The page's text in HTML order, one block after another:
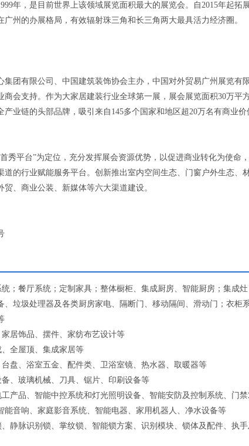
年，是目前世界上该领域展览面积最大的展览会。自2015年起拓
州的办展格局，有效辐射珠三角和长三角两大最具活力经济圈。
团有限公司、中国建筑装饰协会主办，中国对外贸易广州展览有
会支持。作为大家居建装行业全球第一展，展会展览面积30万平
业链的头部品牌，吸引来自145多个国家和地区超20万名有商业价
秀平台”为定位，充分发挥展会资源优势，以促进商业转化为使命
的行业赋能服务平台。创新推出室内空间生态、门窗户外生态、
、商业公装、新媒体等六大渠道建设。
；餐厅系统；定制家具；整体橱柜、集成厨房、智能厨房；集成灶
垃圾处理器及各类厨房家电、隔断门、移动隔间、滑动门；衣柜
居饰品、摆件、家纺布艺设计等
全屋顶、集成家居等
盘、浴室五金、配件类、卫浴室镜、热水器、取暖器等
、玻璃机械、刀具、锯片、印刷设备等
产品、智能中控系统和灯光照明设备、智能安防及控制系统、门
音响、家庭影音系统、智能电器、家用机器人、净水设备等
静脉识别锁、掌纹锁、智能锁方案、识别模块、锁体及配件、执手